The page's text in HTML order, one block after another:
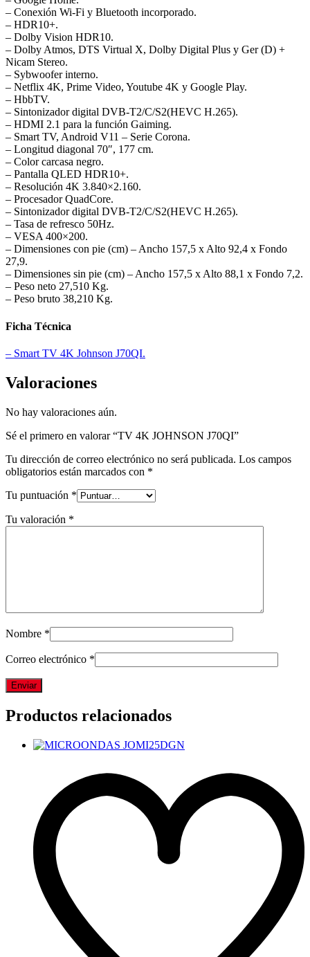
– Conexión Wi-Fi y Bluetooth incorporado.
– HDR10+.
– Dolby Vision HDR10.
– Dolby Atmos, DTS Virtual X, Dolby Digital Plus y Ger (D) +
Nicam Stereo.
– Sybwoofer interno.
– Netflix 4K, Prime Video, Youtube 4K y Google Play.
– HbbTV.
– Sintonizador digital DVB-T2/C/S2(HEVC H.265).
– HDMI 2.1 para la función Gaiming.
– Smart TV, Android V11 – Serie Corona.
– Longitud diagonal 70″, 177 cm.
– Color carcasa negro.
– Pantalla QLED HDR10+.
– Resolución 4K 3.840×2.160.
– Procesador QuadCore.
– Sintonizador digital DVB-T2/C/S2(HEVC H.265).
– Tasa de refresco 50Hz.
– VESA 400×200.
– Dimensiones con pie (cm) – Ancho 157,5 x Alto 92,4 x Fondo
27,9.
– Dimensiones sin pie (cm) – Ancho 157,5 x Alto 88,1 x Fondo 7,2.
– Peso neto 27,510 Kg.
– Peso bruto 38,210 Kg.
Ficha Técnica
– Smart TV 4K Johnson J70QI.
Valoraciones
No hay valoraciones aún.
Sé el primero en valorar “TV 4K JOHNSON J70QI”
Tu dirección de correo electrónico no será publicada. Los campos
obligatorios están marcados con *
Tu puntuación *
Tu valoración *
Nombre *
Correo electrónico *
Productos relacionados